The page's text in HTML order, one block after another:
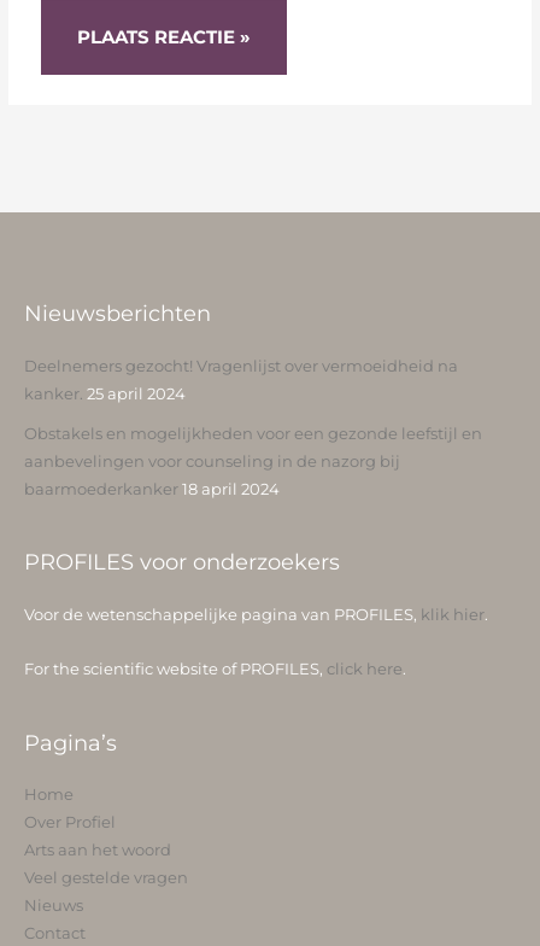
Nieuwsberichten
Deelnemers gezocht! Vragenlijst over vermoeidheid na
kanker. 25 april 2024
Obstakels en mogelijkheden voor een gezonde leefstijl en
aanbevelingen voor counseling in de nazorg bij
baarmoederkanker 18 april 2024
PROFILES voor onderzoekers
Voor de wetenschappelijke pagina van PROFILES, klik hier
For the scientific website of PROFILES, click here
Pagina’s
Home
Over Profiel
Arts aan het woord
Veel gestelde vragen
Nieuws
Contact